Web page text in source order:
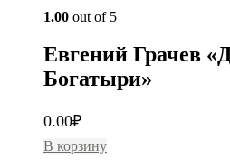
1.00 out of 5
Евгений Грачев
Богатыри»
0.00₽
В корзину